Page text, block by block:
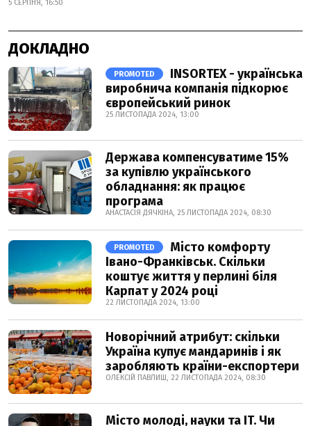
5 СЕРПНЯ, 16:50
ДОКЛАДНО
PROMOTED
INSORTEX - українська
виробнича компанія підкорює
європейський ринок
25 ЛИСТОПАДА 2024, 13:00
Держава компенсуватиме 15%
за купівлю українського
обладнання: як працює
програма
АНАСТАСІЯ ДЯЧКІНА, 25 ЛИСТОПАДА 2024, 08:30
PROMOTED
Місто комфорту
Івано-Франківськ. Скільки
коштує життя у перлині біля
Карпат у 2024 році
22 ЛИСТОПАДА 2024, 13:00
Новорічний атрибут: скільки
Україна купує мандаринів і як
заробляють країни-експортери
ОЛЕКСІЙ ПАВЛИШ, 22 ЛИСТОПАДА 2024, 08:30
Місто молоді, науки та IT. Чи